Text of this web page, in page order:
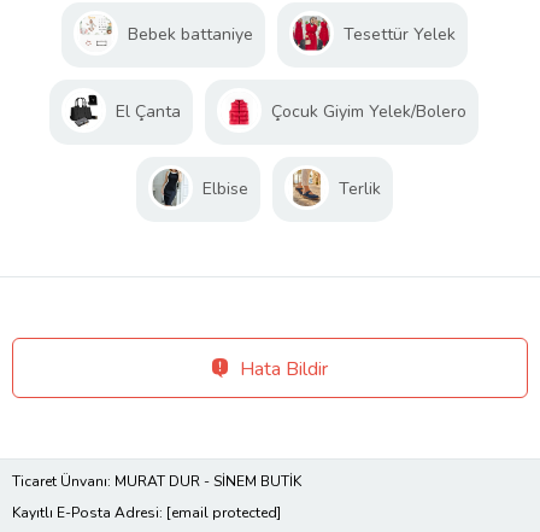
Bebek battaniye Tesettür Yelek
El Çanta Çocuk Giyim Yelek/Bolero
Elbise Terlik
Hata Bildir
Ticaret Ünvanı: MURAT DUR - SİNEM BUTİK
Kayıtlı E-Posta Adresi: [email protected]